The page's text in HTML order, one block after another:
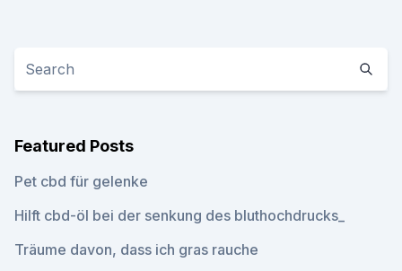
Featured Posts
Pet cbd für gelenke
Hilft cbd-öl bei der senkung des bluthochdrucks_
Träume davon, dass ich gras rauche